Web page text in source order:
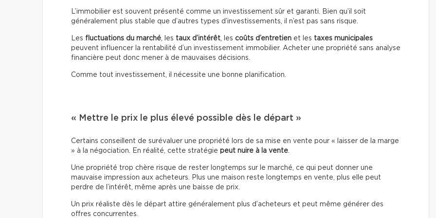
L’immobilier est souvent présenté comme un investissement sûr et garanti. Bien qu’il soit
généralement plus stable que d’autres types d’investissements, il n’est pas sans risque.
Les fluctuations du marché , les taux d’intérêt , les coûts d’entretien et les taxes municipales
peuvent influencer la rentabilité d’un investissement immobilier. Acheter une propriété sans analyse
financière peut donc mener à de mauvaises décisions.
Comme tout investissement, il nécessite une bonne planification.
« Mettre le prix le plus élevé possible dès le départ »
Certains conseillent de surévaluer une propriété lors de sa mise en vente pour « laisser de la marge
» à la négociation. En réalité, cette stratégie peut nuire à la vente
Une propriété trop chère risque de rester longtemps sur le marché, ce qui peut donner une
mauvaise impression aux acheteurs. Plus une maison reste longtemps en vente, plus elle peut
perdre de l’intérêt, même après une baisse de prix.
Un prix réaliste dès le départ attire généralement plus d’acheteurs et peut même générer des
offres concurrentes.